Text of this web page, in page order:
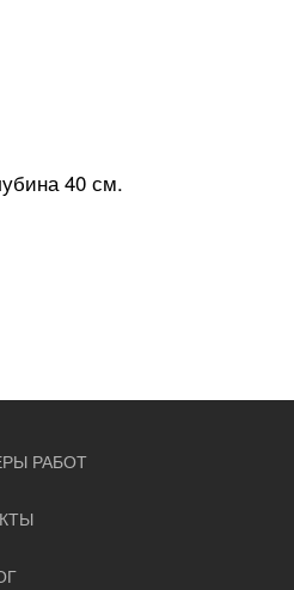
40 см.
РАБОТ